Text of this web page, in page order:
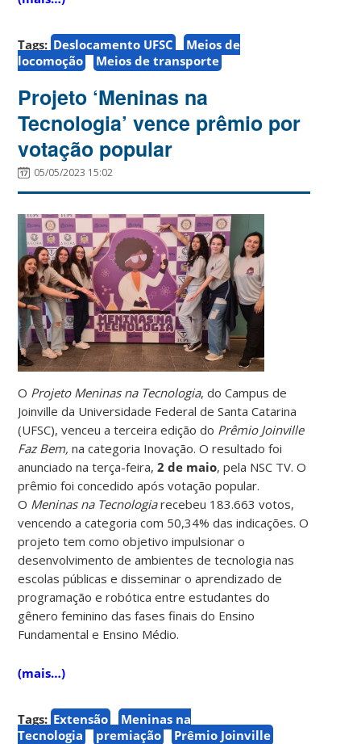
Tags: Deslocamento UFSC
Meios de
locomoção
Meios de transporte
Projeto ‘Meninas na
Tecnologia’ vence prêmio por
votação popular
05/05/2023 15:02
O Projeto Meninas na Tecnologia, do Campus de
Joinville da Universidade Federal de Santa Catarina
(UFSC), venceu a terceira edição do Prêmio Joinville
Faz Bem, na categoria Inovação. O resultado foi
anunciado na terça-feira,2 de maio, pela NSC TV. O
prêmio foi concedido após votação popular.
O Meninas na Tecnologiarecebeu 183.663 votos,
vencendo a categoria com 50,34% das indicações. O
projeto tem como objetivo impulsionar o
desenvolvimento de ambientes de tecnologia nas
escolas públicas e disseminar o aprendizado de
programação e robótica entre estudantes do
gênero feminino das fases finais do Ensino
Fundamental e Ensino Médio.
(mais…)
Tags: Extensão
Meninas na
Tecnologia
premiação Prêmio Joinville